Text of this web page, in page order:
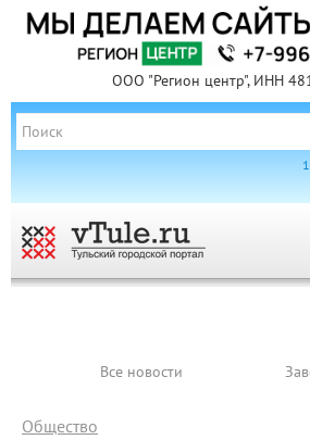
ООО "Регион центр", ИНН
Все новости
Общество